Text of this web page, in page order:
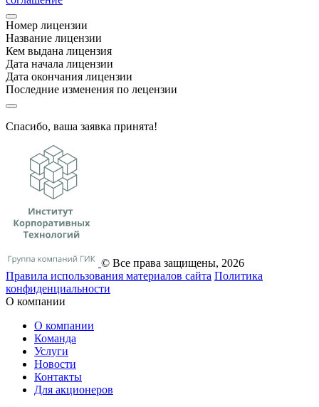
Номер лицензии
Название лицензии
Кем выдана лицензия
Дата начала лицензии
Дата окончания лицензии
Последние изменения по лецензии
Спасибо, ваша заявка принята!
© Все права защищены, 2026
Правила использования материалов сайта Политика
конфиденциальности
О компании
О компании
Команда
Услуги
Новости
Контакты
Для акционеров